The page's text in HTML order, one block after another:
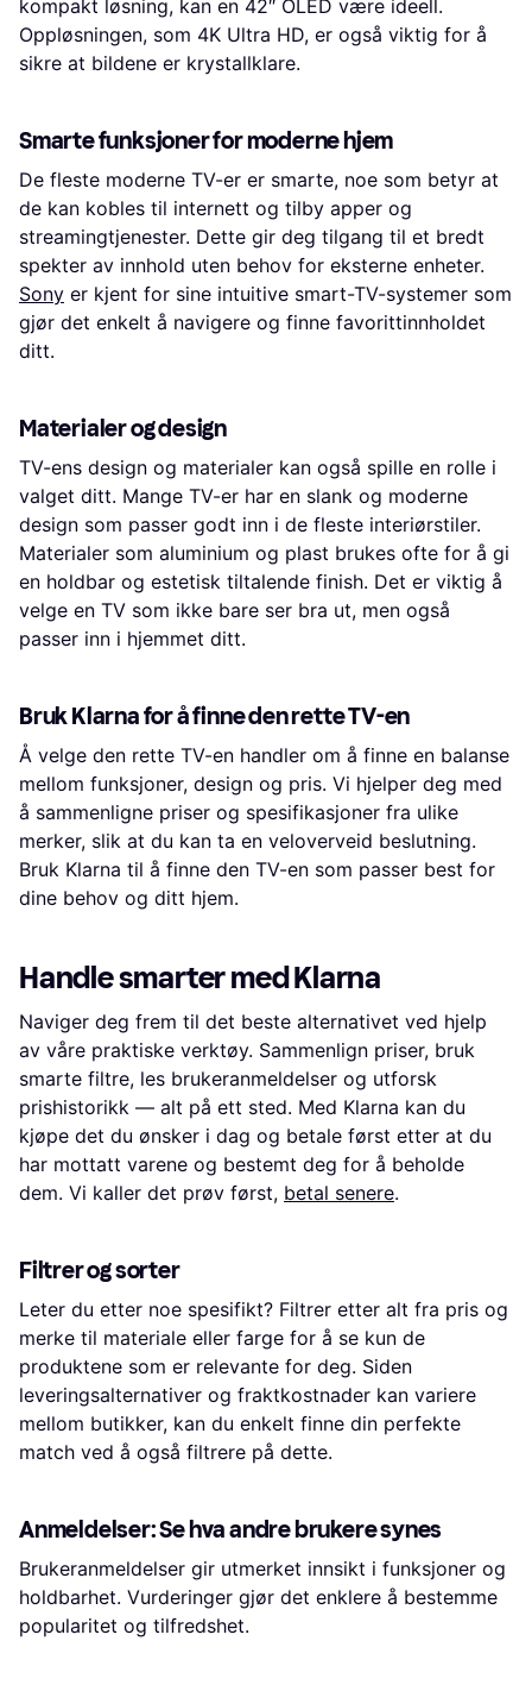
kompakt løsning, kan en 42″ OLED være ideell.
Oppløsningen, som 4K Ultra HD, er også viktig for å
sikre at bildene er krystallklare.
Smarte funksjoner for moderne hjem
De fleste moderne TV-er er smarte, noe som betyr at
de kan kobles til internett og tilby apper og
streamingtjenester. Dette gir deg tilgang til et bredt
spekter av innhold uten behov for eksterne enheter.
Sony er kjent for sine intuitive smart-TV-systemer som
gjør det enkelt å navigere og finne favorittinnholdet
ditt.
Materialer og design
TV-ens design og materialer kan også spille en rolle i
valget ditt. Mange TV-er har en slank og moderne
design som passer godt inn i de fleste interiørstiler.
Materialer som aluminium og plast brukes ofte for å gi
en holdbar og estetisk tiltalende finish. Det er viktig å
velge en TV som ikke bare ser bra ut, men også
passer inn i hjemmet ditt.
Bruk Klarna for å finne den rette TV-en
Å velge den rette TV-en handler om å finne en balanse
mellom funksjoner, design og pris. Vi hjelper deg med
å sammenligne priser og spesifikasjoner fra ulike
merker, slik at du kan ta en veloverveid beslutning.
Bruk Klarna til å finne den TV-en som passer best for
dine behov og ditt hjem.
Handle smarter med Klarna
Naviger deg frem til det beste alternativet ved hjelp
av våre praktiske verktøy. Sammenlign priser, bruk
smarte filtre, les brukeranmeldelser og utforsk
prishistorikk — alt på ett sted. Med Klarna kan du
kjøpe det du ønsker i dag og betale først etter at du
har mottatt varene og bestemt deg for å beholde
dem. Vi kaller det prøv først, betal senere.
Filtrer og sorter
Leter du etter noe spesifikt? Filtrer etter alt fra pris og
merke til materiale eller farge for å se kun de
produktene som er relevante for deg. Siden
leveringsalternativer og fraktkostnader kan variere
mellom butikker, kan du enkelt finne din perfekte
match ved å også filtrere på dette.
Anmeldelser: Se hva andre brukere synes
Brukeranmeldelser gir utmerket innsikt i funksjoner og
holdbarhet. Vurderinger gjør det enklere å bestemme
popularitet og tilfredshet.